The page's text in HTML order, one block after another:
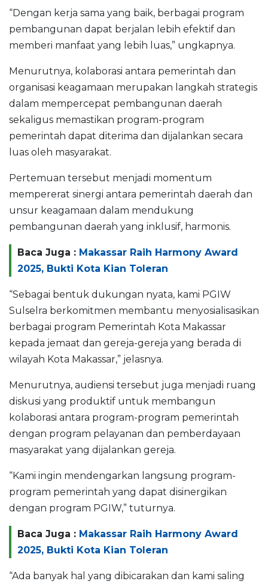
“Dengan kerja sama yang baik, berbagai program
pembangunan dapat berjalan lebih efektif dan
memberi manfaat yang lebih luas,” ungkapnya.
Menurutnya, kolaborasi antara pemerintah dan
organisasi keagamaan merupakan langkah strategis
dalam mempercepat pembangunan daerah
sekaligus memastikan program-program
pemerintah dapat diterima dan dijalankan secara
luas oleh masyarakat.
Pertemuan tersebut menjadi momentum
mempererat sinergi antara pemerintah daerah dan
unsur keagamaan dalam mendukung
pembangunan daerah yang inklusif, harmonis.
Baca Juga : Makassar Raih Harmony Award
2025, Bukti Kota Kian Toleran
“Sebagai bentuk dukungan nyata, kami PGIW
Sulselra berkomitmen membantu menyosialisasikan
berbagai program Pemerintah Kota Makassar
kepada jemaat dan gereja-gereja yang berada di
wilayah Kota Makassar,” jelasnya.
Menurutnya, audiensi tersebut juga menjadi ruang
diskusi yang produktif untuk membangun
kolaborasi antara program-program pemerintah
dengan program pelayanan dan pemberdayaan
masyarakat yang dijalankan gereja.
“Kami ingin mendengarkan langsung program-
program pemerintah yang dapat disinergikan
dengan program PGIW,” tuturnya.
Baca Juga : Makassar Raih Harmony Award
2025, Bukti Kota Kian Toleran
“Ada banyak hal yang dibicarakan dan kami saling